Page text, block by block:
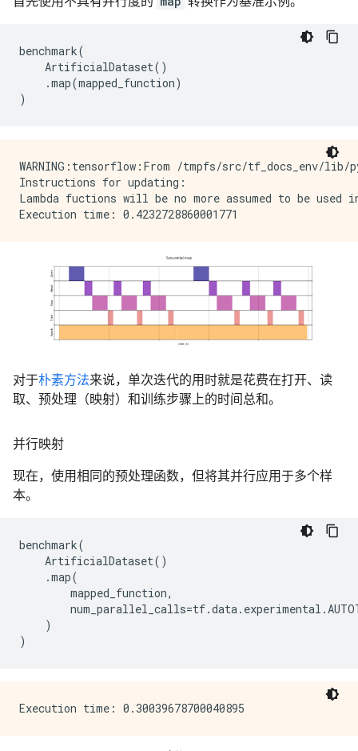
benchmark(
ArtificialDataset()
.map(mapped_function)
)
WARNING:tensorflow:From /tmpfs/src/tf_docs_env/
Instructions for updating:
Lambda fuctions will be no more assumed to be
对于朴素方法来说，单次迭代的用时就是花费在打开、读
取、预处理（映射）和训练步骤上的时间总和。
并行映射
现在，使用相同的预处理函数，但将其并行应用于多个样
本。
benchmark(
ArtificialDataset()
.map(
mapped_function,
num_parallel_calls=tf.data. experimental .
)
)